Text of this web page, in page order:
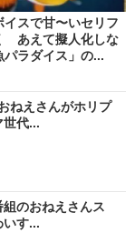
イスで甘〜いセリフ
あえて擬人化しな
パラダイス」の...
ねえさんがホリプ
代...
のおねえさんス
す...